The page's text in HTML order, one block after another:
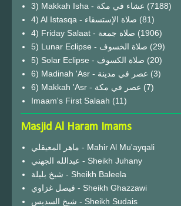
3) Makkah Isha - عشاء في مكة (7188)
4) Al Istasqa - صلاة الإستسقاء (81)
4) Friday Salaat - صلاة جمعة (1906)
5) Lunar Eclipse - صلاة الخسوف (29)
(20)
6) Madinah 'Asr - عصر في مدينة (3)
6) Makkah 'Asr - عصر في مكة (7)
Imaam's First Salaah (11)
Masjid Al Haram Imams
ماهر المعيقلي - Mahir Al Mu'ayqali
عبدالله الجهني - Sheikh Juhany
شيخ بليلة - Sheikh Baleela
فيصل غزاوي - Sheikh Ghazzawi
شيخ السديس - Sheikh Sudais